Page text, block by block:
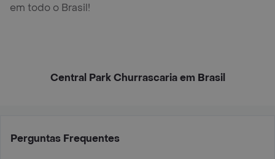
em todo o Brasil!
Central Park Churrascaria em Brasil
Perguntas Frequentes